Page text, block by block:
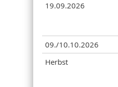
19.09.2026
09./10.10.2026
Herbst